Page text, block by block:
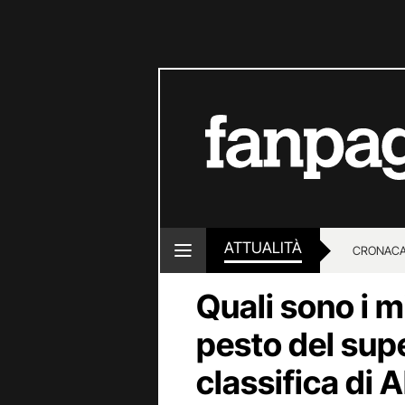
ATTUALITÀ
LOTTO E
Quali sono i
pesto del
classifica di